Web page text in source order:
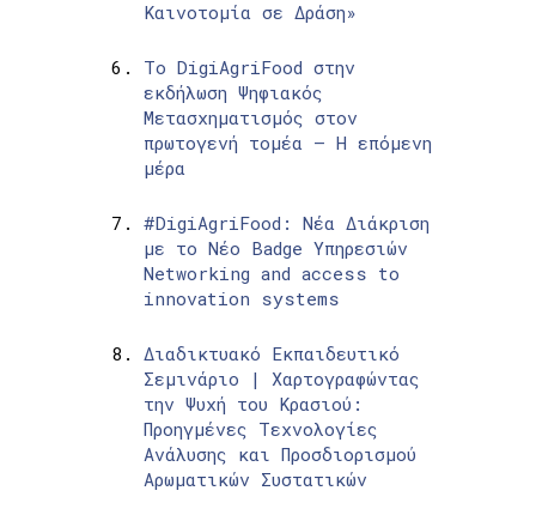
Καινοτομία σε Δράση»
Το DigiAgriFood στην
εκδήλωση Ψηφιακός
Μετασχηματισμός στον
πρωτογενή τομέα – Η επόμενη
μέρα
#DigiAgriFood: Νέα Διάκριση
με το Νέο Badge Υπηρεσιών
Networking and access to
innovation systems
Διαδικτυακό Εκπαιδευτικό
Σεμινάριο | Χαρτογραφώντας
την Ψυχή του Κρασιού:
Προηγμένες Τεχνολογίες
Ανάλυσης και Προσδιορισμού
Αρωματικών Συστατικών